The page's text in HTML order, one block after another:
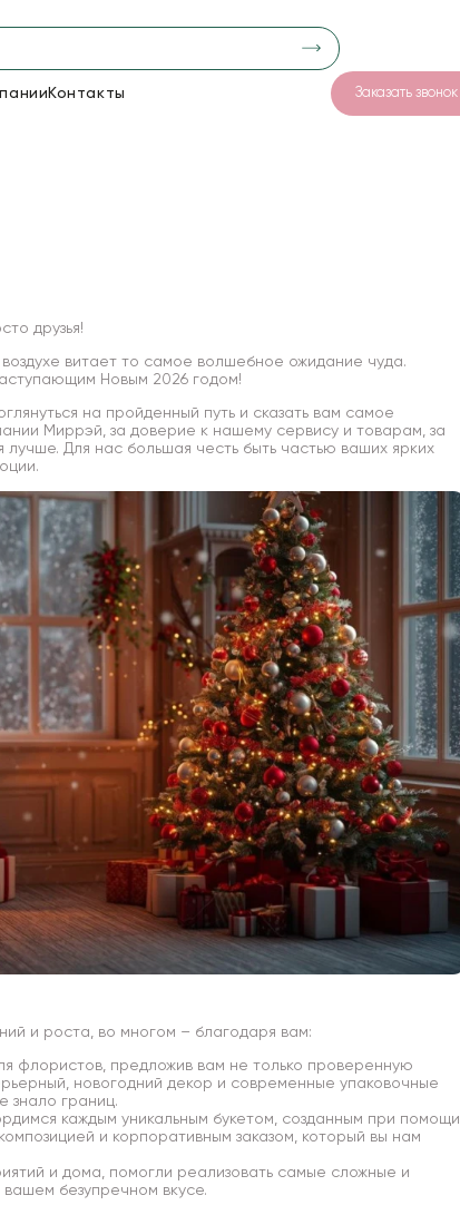
Контакты Заказать звонок
друзья!
витает то самое волшебное ожидание чуда.
Новым 2026 годом!
на пройденный путь и сказать вам самое
Миррэй, за доверие к нашему сервису и товарам, за
лучше. Для нас большая честь быть частью ваших ярких
и роста, во многом – благодаря вам:
флористов, предложив вам не только проверенную
новогодний декор и современные упаковочные
знало границ.
каждым уникальным букетом, созданным при помощи
и корпоративным заказом, который вы нам
и дома, помогли реализовать самые сложные и
безупречном вкусе.